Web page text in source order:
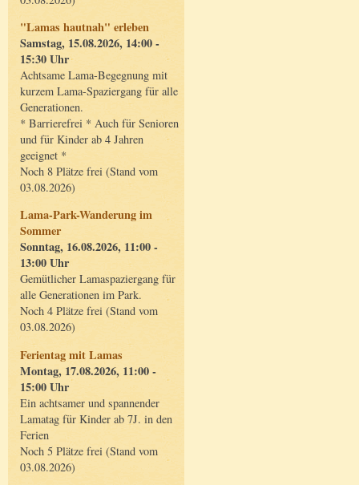
"Lamas hautnah" erleben
Samstag, 15.08.2026, 14:00 -
15:30 Uhr
Achtsame Lama-Begegnung mit
kurzem Lama-Spaziergang für alle
Generationen.
* Barrierefrei * Auch für Senioren
und für Kinder ab 4 Jahren
geeignet *
Noch 8 Plätze frei (Stand vom
03.08.2026)
Lama-Park-Wanderung im
Sommer
Sonntag, 16.08.2026, 11:00 -
13:00 Uhr
Gemütlicher Lamaspaziergang für
alle Generationen im Park.
Noch 4 Plätze frei (Stand vom
03.08.2026)
Ferientag mit Lamas
Montag, 17.08.2026, 11:00 -
15:00 Uhr
Ein achtsamer und spannender
Lamatag für Kinder ab 7J. in den
Ferien
Noch 5 Plätze frei (Stand vom
03.08.2026)